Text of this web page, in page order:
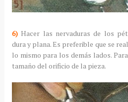
6)Hacer las nervaduras de los
dura y plana. Es preferible que se
lo mismo para los demás lados.
tamaño del orificio de la pieza.